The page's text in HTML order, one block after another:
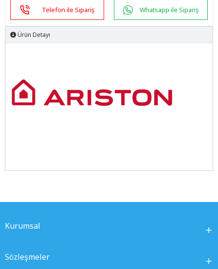
Telefon ile Sipariş Whatsapp ile Sipariş
Ürün Detayı
Kurumsal
Sözleşmeler